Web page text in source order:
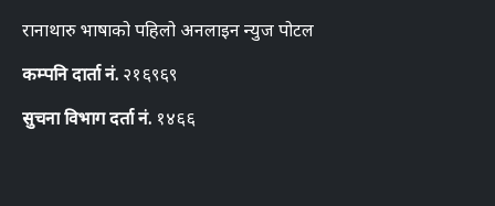
रानाथारु भाषाको पहिलो अनलाइन न्युज पोटल
कम्पनि दार्ता नं. २१६९६९
सुचना विभाग दर्ता नं. १४६६